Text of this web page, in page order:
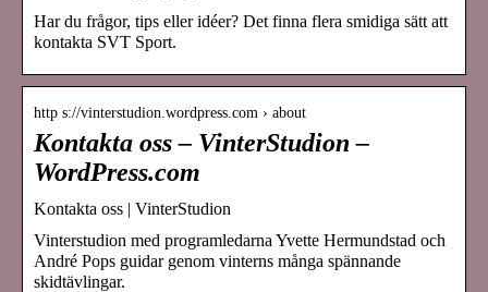
Har du frågor, tips eller idéer? Det finna flera smidiga sätt att
kontakta SVT Sport.
http s://vinterstudion.wordpress.com › about
Kontakta oss – VinterStudion –
WordPress.com
Kontakta oss | VinterStudion
Vinterstudion med programledarna Yvette Hermundstad och
André Pops guidar genom vinterns många spännande
skidtävlingar.